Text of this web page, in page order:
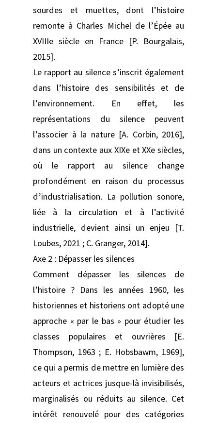
sourdes et muettes, dont l’histoire
remonte à Charles Michel de l’Épée au
XVIIIe siècle en France [P. Bourgalais,
2015].
Le rapport au silence s’inscrit également
dans l’histoire des sensibilités et de
l’environnement. En effet, les
représentations du silence peuvent
l’associer à la nature [A. Corbin, 2016],
dans un contexte aux XIXe et XXe siècles,
où le rapport au silence change
profondément en raison du processus
d’industrialisation. La pollution sonore,
liée à la circulation et à l’activité
industrielle, devient ainsi un enjeu [T.
Loubes, 2021 ; C. Granger, 2014].
Axe 2 : Dépasser les silences
Comment dépasser les silences de
l’histoire ? Dans les années 1960, les
historiennes et historiens ont adopté une
approche « par le bas » pour étudier les
classes populaires et ouvrières [E.
Thompson, 1963 ; E. Hobsbawm, 1969],
ce qui a permis de mettre en lumière des
acteurs et actrices jusque-là invisibilisés,
marginalisés ou réduits au silence. Cet
intérêt renouvelé pour des catégories